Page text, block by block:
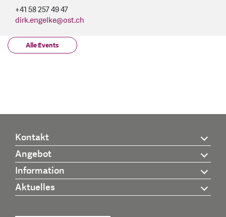
+41 58 257 49 47
dirk.engelke@ost.ch
Alle Events
Kontakt
Angebot
Information
Aktuelles